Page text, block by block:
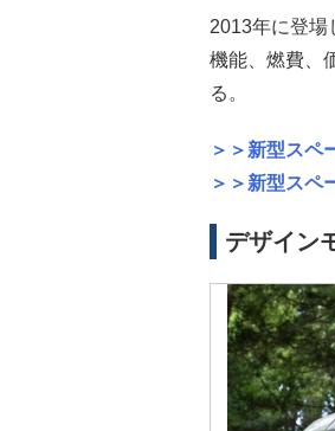
2013年に登場
機能、燃費、
る。
＞＞新型スペ
＞＞新型スペ
デザイン